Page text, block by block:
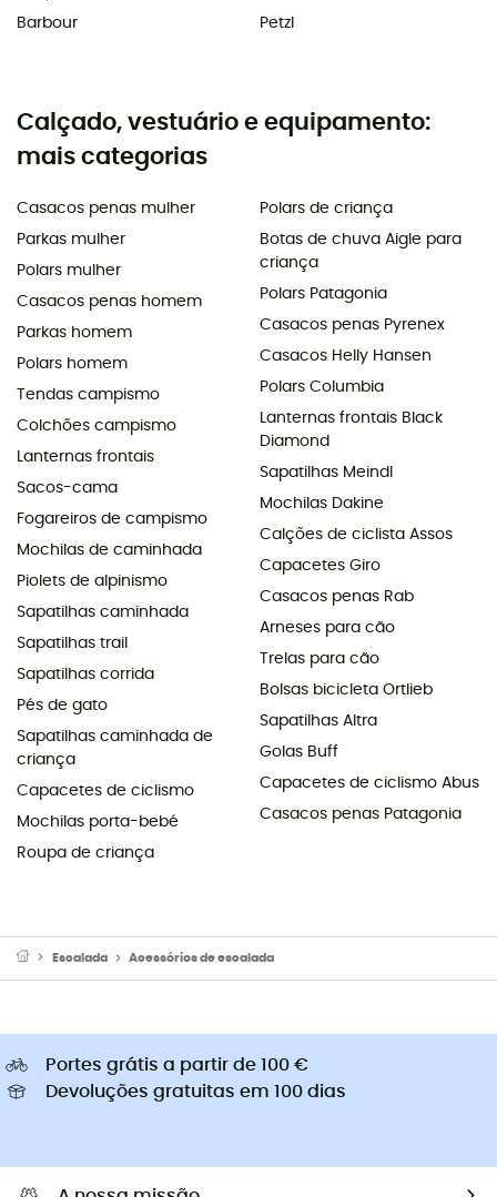
Barbour
Petzl
Calçado, vestuário e equipamento:
mais categorias
Casacos penas mulher
Parkas mulher
Polars mulher
Casacos penas homem
Parkas homem
Polars homem
Tendas campismo
Colchões campismo
Lanternas frontais
Sacos-cama
Fogareiros de campismo
Mochilas de caminhada
Piolets de alpinismo
Sapatilhas caminhada
Sapatilhas trail
Sapatilhas corrida
Pés de gato
Sapatilhas caminhada de
criança
Capacetes de ciclismo
Mochilas porta-bebé
Roupa de criança
Polars de criança
Botas de chuva Aigle para
criança
Polars Patagonia
Casacos penas Pyrenex
Casacos Helly Hansen
Polars Columbia
Lanternas frontais Black
Diamond
Sapatilhas Meindl
Mochilas Dakine
Calções de ciclista Assos
Capacetes Giro
Casacos penas Rab
Arneses para cão
Trelas para cão
Bolsas bicicleta Ortlieb
Sapatilhas Altra
Golas Buff
Capacetes de ciclismo Abus
Casacos penas Patagonia
Escalada Acessórios de escalada
Portes grátis a partir de 100 €
Devoluções gratuitas em 100 dias